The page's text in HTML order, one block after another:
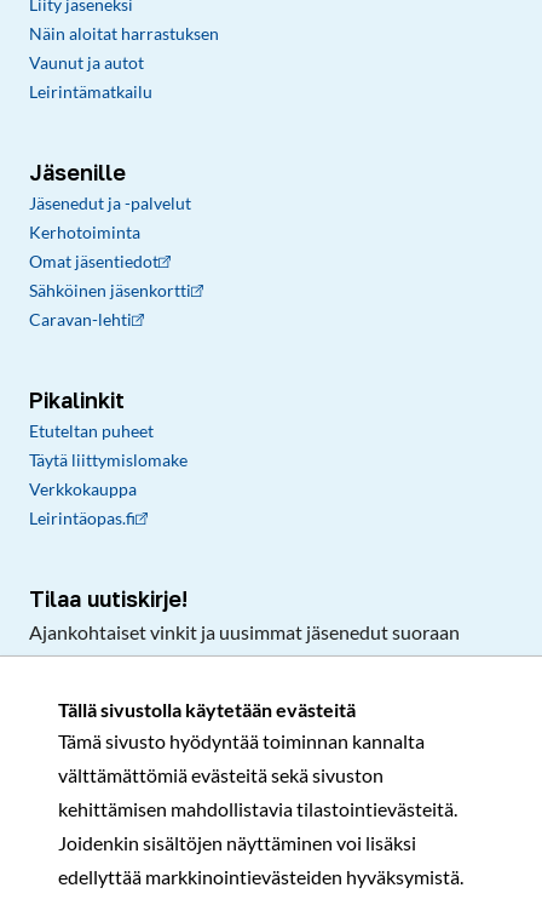
Tällä sivustolla käytetään evästeitä
Tämä sivusto hyödyntää toiminnan kannalta
välttämättömiä evästeitä sekä sivuston
kehittämisen mahdollistavia tilastointievästeitä.
Joidenkin sisältöjen näyttäminen voi lisäksi
edellyttää markkinointievästeiden hyväksymistä.
Liity jäseneksi
Näin aloitat harrastuksen
Vaunut ja autot
Leirintämatkailu
Jäsenille
Jäsenedut ja -palvelut
Kerhotoiminta
Omat jäsentiedot
Sähköinen jäsenkortti
Caravan-lehti
Pikalinkit
Etuteltan puheet
Täytä liittymislomake
Verkkokauppa
Leirintäopas.fi
Tilaa uutiskirje!
Ajankohtaiset vinkit ja uusimmat jäsenedut suoraan
Rekisteri- ja tietosuojaselosteSopimusehdot